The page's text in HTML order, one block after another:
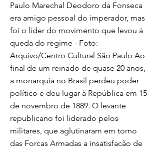
Paulo Marechal Deodoro da Fonseca
era amigo pessoal do imperador, mas
foi o líder do movimento que levou à
queda do regime - Foto:
Arquivo/Centro Cultural São Paulo Ao
final de um reinado de quase 20 anos,
a monarquia no Brasil perdeu poder
político e deu lugar à República em 15
de novembro de 1889. O levante
republicano foi liderado pelos
militares, que aglutinaram em torno
das Forças Armadas a insatisfação de